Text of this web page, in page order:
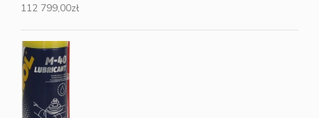
112 799,00zł